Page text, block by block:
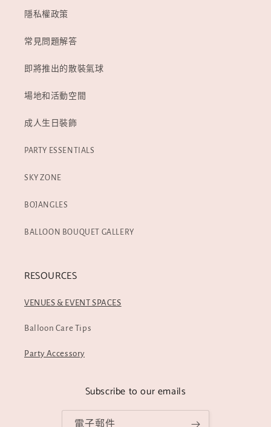
隱私權政策
常見問題解答
即將推出的散裝氣球
場地和活動空間
成人生日裝飾
PARTY ESSENTIALS
SKY ZONE
BOJANGLES
BALLOON BOUQUET GALLERY
RESOURCES
VENUES & EVENT SPACES
Balloon Care Tips
Party Accessory
Subscribe to our emails
電子郵件